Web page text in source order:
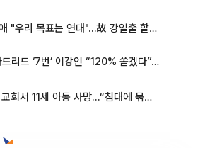
추미애 "우리 목표는 연대"…故 강일출 할머니 흉상 제막
AT마드리드 ‘7번’ 이강인 “120% 쏟겠다”⋯시메오네 감독 “필요한 선수”
천안 교회서 11세 아동 사망…“침대에 묶여 있었다” 진술 확보